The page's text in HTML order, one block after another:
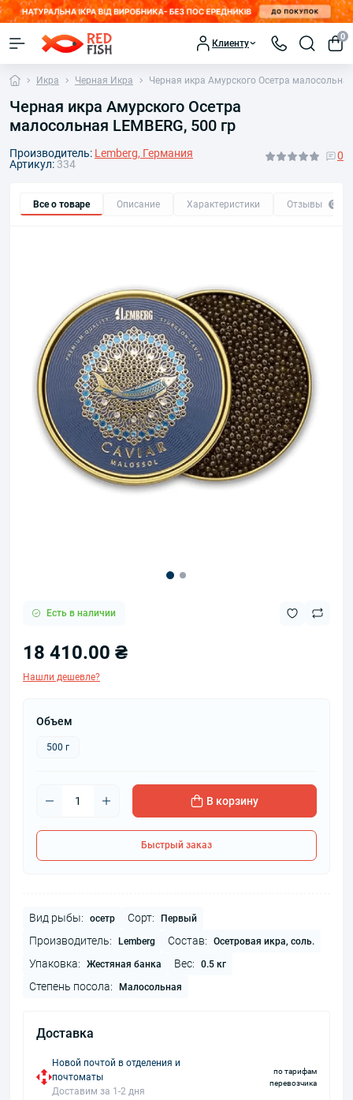
Клиенту
0
Икра Черная Икра Черная икра Амурского Осетра малосольная
Черная икра Амурского Осетра
малосольная LEMBERG, 500 гр
Производитель: Lemberg, Германия
Артикул: 334
0
Все о товаре Описание Характеристики Отзывы 0
Есть в наличии
18 410.00 ₴
Нашли дешевле?
Объем
500 г
В корзину
Быстрый заказ
Вид рыбы: осетр Сорт: Первый
Производитель: Lemberg Состав: Осетровая икра, соль.
Упаковка: Жестяная банка Вес: 0.5 кг
Степень посола: Малосольная
Доставка
Новой почтой в отделения и
почтоматы
Доставим за 1-2 дня
по тарифам
перевозчика